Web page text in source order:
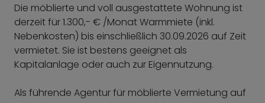
Die möblierte und voll ausgestattete Wohnung ist
derzeit für 1.300,- € /Monat Warmmiete (inkl.
Nebenkosten) bis einschließlich 30.09.2026 auf Zeit
vermietet. Sie ist bestens geeignet als
Kapitalanlage oder auch zur Eigennutzung.
Als führende Agentur für möblierte Vermietung auf